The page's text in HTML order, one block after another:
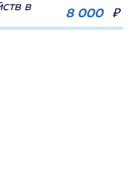
в
8 000 ₽